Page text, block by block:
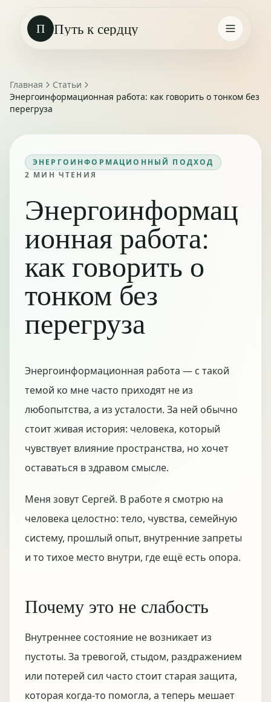
П Путь к сердцу
Главная
Статьи
Энергоинформационная работа: как говорить о тонком без
перегруза
ЭНЕРГОИНФОРМАЦИОННЫЙ ПОДХОД
2 МИН ЧТЕНИЯ
Энергоинформац
ионная работа:
как говорить о
тонком без
перегруза
Энергоинформационная работа — с такой
темой ко мне часто приходят не из
любопытства, а из усталости. За ней обычно
стоит живая история: человека, который
чувствует влияние пространства, но хочет
оставаться в здравом смысле.
Меня зовут Сергей. В работе я смотрю на
человека целостно: тело, чувства, семейную
систему, прошлый опыт, внутренние запреты
и то тихое место внутри, где ещё есть опора.
Почему это не слабость
Внутреннее состояние не возникает из
пустоты. За тревогой, стыдом, раздражением
или потерей сил часто стоит старая защита,
которая когда-то помогла, а теперь мешает